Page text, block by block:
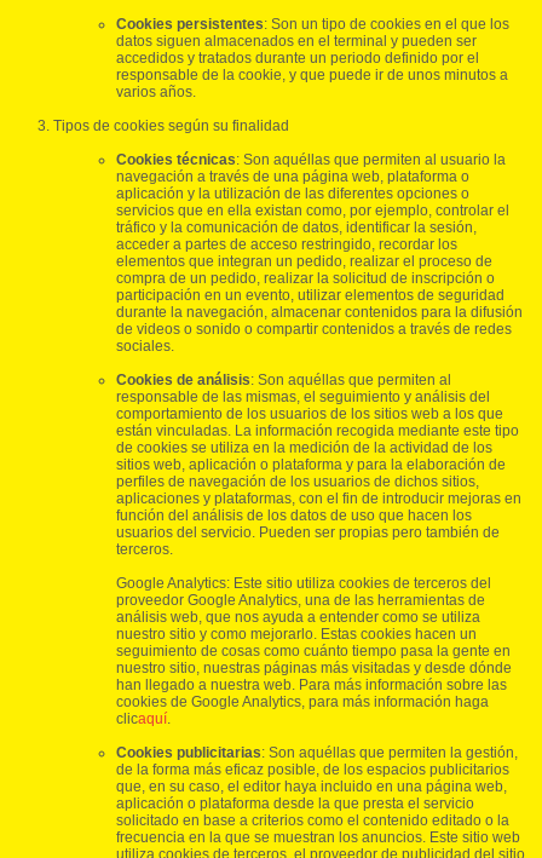
Cookies persistentes: Son un tipo de cookies en el que los
datos siguen almacenados en el terminal y pueden ser
accedidos y tratados durante un periodo definido por el
responsable de la cookie, y que puede ir de unos minutos a
varios años.
Tipos de cookies según su finalidad
Cookies técnicas: Son aquéllas que permiten al usuario la
navegación a través de una página web, plataforma o
aplicación y la utilización de las diferentes opciones o
servicios que en ella existan como, por ejemplo, controlar el
tráfico y la comunicación de datos, identificar la sesión,
acceder a partes de acceso restringido, recordar los
elementos que integran un pedido, realizar el proceso de
compra de un pedido, realizar la solicitud de inscripción o
participación en un evento, utilizar elementos de seguridad
durante la navegación, almacenar contenidos para la difusión
de videos o sonido o compartir contenidos a través de redes
sociales.
Cookies de análisis: Son aquéllas que permiten al
responsable de las mismas, el seguimiento y análisis del
comportamiento de los usuarios de los sitios web a los que
están vinculadas. La información recogida mediante este tipo
de cookies se utiliza en la medición de la actividad de los
sitios web, aplicación o plataforma y para la elaboración de
perfiles de navegación de los usuarios de dichos sitios,
aplicaciones y plataformas, con el fin de introducir mejoras en
función del análisis de los datos de uso que hacen los
usuarios del servicio. Pueden ser propias pero también de
terceros.
Google Analytics: Este sitio utiliza cookies de terceros del
proveedor Google Analytics, una de las herramientas de
análisis web, que nos ayuda a entender como se utiliza
nuestro sitio y como mejorarlo. Estas cookies hacen un
seguimiento de cosas como cuánto tiempo pasa la gente en
nuestro sitio, nuestras páginas más visitadas y desde dónde
han llegado a nuestra web. Para más información sobre las
cookies de Google Analytics, para más información haga
clicaquí
Cookies publicitarias: Son aquéllas que permiten la gestión,
de la forma más eficaz posible, de los espacios publicitarios
que, en su caso, el editor haya incluido en una página web,
aplicación o plataforma desde la que presta el servicio
solicitado en base a criterios como el contenido editado o la
frecuencia en la que se muestran los anuncios. Este sitio web
utiliza cookies de terceros, el proveedor de publicidad del sitio